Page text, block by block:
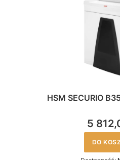
HSM SECURIO
5
DO